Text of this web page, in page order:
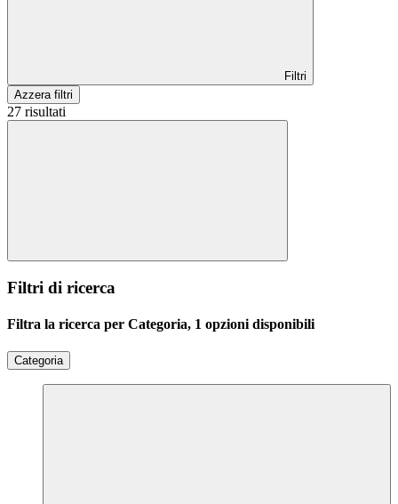
Filtri
Azzera filtri
27 risultati
Filtri di ricerca
Filtra la ricerca per Categoria, 1 opzioni disponibili
Categoria